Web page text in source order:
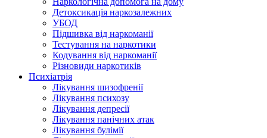
Детоксикація наркозалежних
УБОД
Підшивка від наркоманії
Тестування на наркотики
Кодування від наркоманії
Різновиди наркотиків
Психіатрія
Лікування шизофренії
Лікування психозу
Лікування депресії
Лікування панічних атак
Лікування булімії